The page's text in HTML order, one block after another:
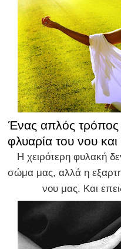
Ένας απλός τρόπος
φλυαρία του νου
Η χειρότερη φυλακή
σώμα μας, αλλά η
νου μας. Και